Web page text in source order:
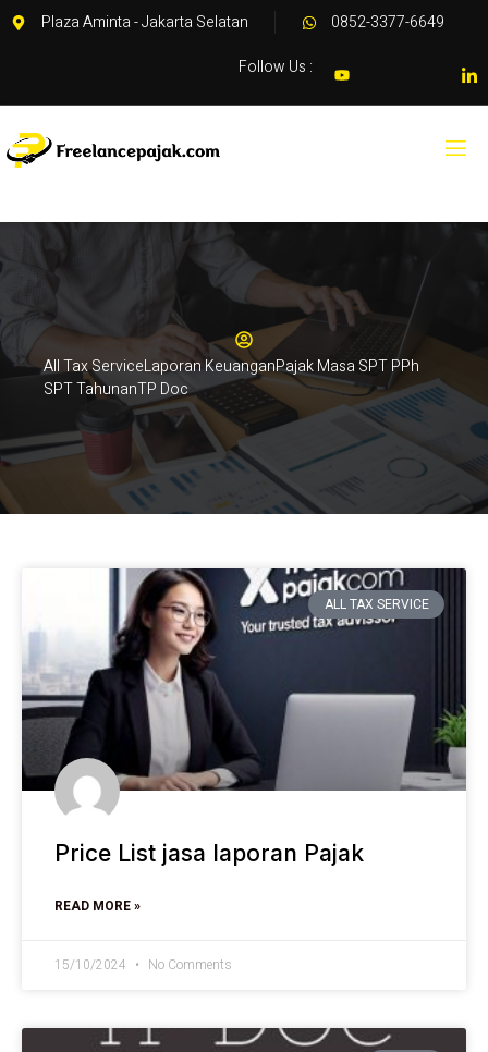
Plaza Aminta - Jakarta Selatan
0852-3377-6649
Follow Us :
All Tax ServiceLaporan KeuanganPajak Masa SPT PPh
SPT TahunanTP Doc
ALL TAX SERVICE
Price List jasa laporan Pajak
READ MORE »
15/10/2024 No Comments